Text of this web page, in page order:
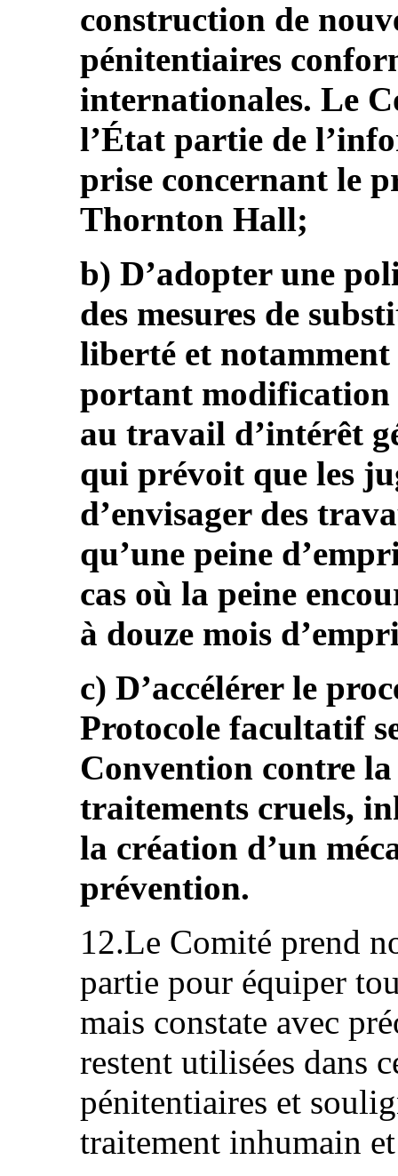
construction de
pénitentiaires
internationales. Le
l’État partie de
prise concernant le
Thornton Hall;
b) D’adopter une
des mesures de
liberté et
portant modification
au travail d’intérêt
qui prévoit que les
d’envisager des
qu’une peine
cas où la peine
à douze mois
c) D’accélérer le
Protocole facultatif
Convention contre
traitements cruels,
la création d’un
prévention.
12.Le Comité prend
partie pour équiper
mais constate avec
restent utilisées dans
pénitentiaires et
traitement inhumain